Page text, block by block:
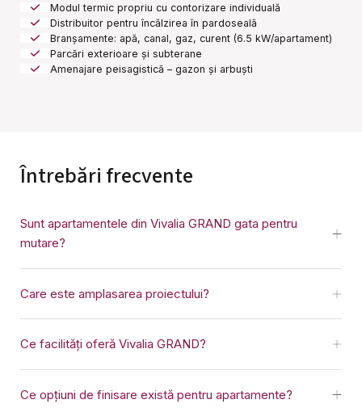
Modul termic propriu cu contorizare individuală
Distribuitor pentru încălzirea în pardoseală
Branșamente: apă, canal, gaz, curent (6.5 kW/apartament)
Parcări exterioare și subterane
Amenajare peisagistică – gazon și arbuști
Întrebări frecvente
Sunt apartamentele din Vivalia GRAND gata pentru
mutare?
Care este amplasarea proiectului?
Ce facilități oferă Vivalia GRAND?
Ce opțiuni de finisare există pentru apartamente?